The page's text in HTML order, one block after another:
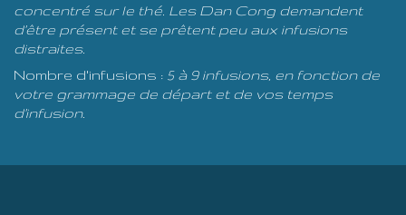
concentré sur le thé. Les Dan Cong demandent
d'être présent et se prêtent peu aux infusions
distraites.
Nombre d'infusions : 5 à 9 infusions, en fonction de
votre grammage de départ et de vos temps
d'infusion.